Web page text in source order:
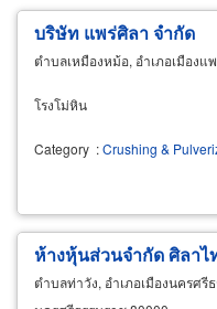
บริษัท แพร่ศิลา จำกัด
ตำบลเหมืองหม้อ, อำเภอเมืองแ
โรงโม่หิน
Category :Crushing &
ห้างหุ้นส่วนจำกัด ศิลาไ
ตำบลท่าวัง, อำเภอเมืองนครศรี